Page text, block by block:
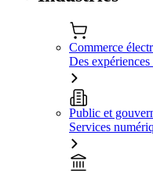
Commerce
Des
Public et
Services